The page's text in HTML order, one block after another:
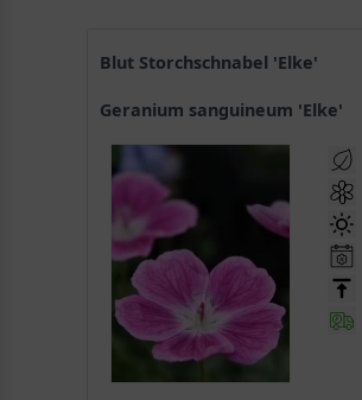
Blut Storchschnabel 'Elke'
Geranium sanguineum 'Elke'